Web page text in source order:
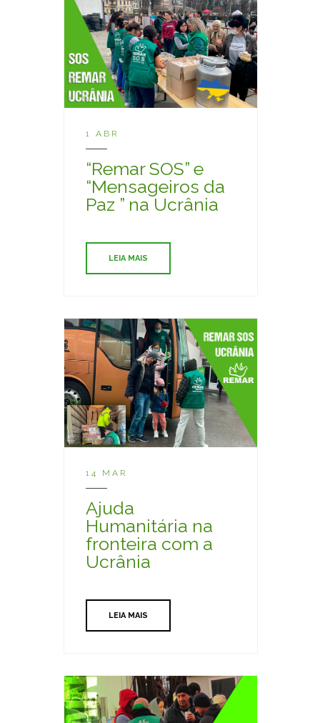
1 ABR
“Remar SOS” e
“Mensageiros da
Paz ” na Ucrânia
LEIA MAIS
14 MAR
Ajuda
Humanitária na
fronteira com a
Ucrânia
LEIA MAIS